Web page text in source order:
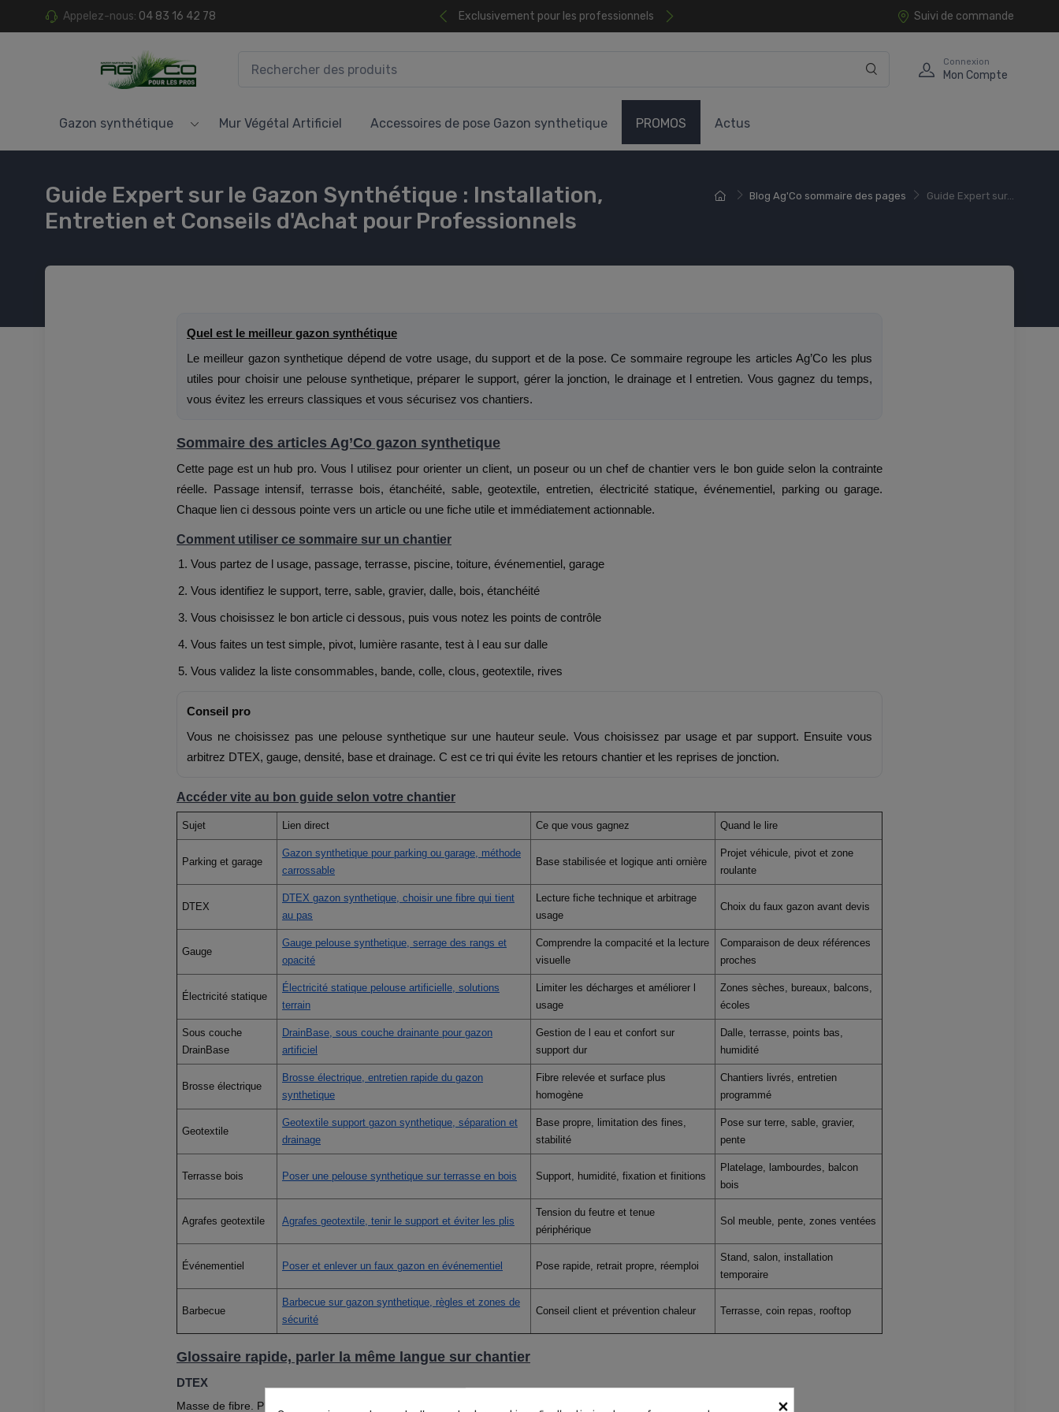
Appelez-nous: 04 83 16 42 78 Exclusivement pour les professionnels Suivi de commande
Connexion
Mon Compte
Gazon synthétique Mur Végétal Artificiel Accessoires de pose Gazon synthetique PROMOS Actus
Blog Ag'Co sommaire des pages Guide Expert sur...
Guide Expert sur le Gazon Synthétique : Installation,
Entretien et Conseils d'Achat pour Professionnels
Quel est le meilleur gazon synthétique
Le meilleur gazon synthetique dépend de votre usage, du support et de la pose. Ce sommaire regroupe les articles Ag’Co les plus
utiles pour choisir une pelouse synthetique, préparer le support, gérer la jonction, le drainage et l entretien. Vous gagnez du temps,
vous évitez les erreurs classiques et vous sécurisez vos chantiers.
Sommaire des articles Ag’Co gazon synthetique
Cette page est un hub pro. Vous l utilisez pour orienter un client, un poseur ou un chef de chantier vers le bon guide selon la contrainte
réelle. Passage intensif, terrasse bois, étanchéité, sable, geotextile, entretien, électricité statique, événementiel, parking ou garage.
Chaque lien ci dessous pointe vers un article ou une fiche utile et immédiatement actionnable.
Comment utiliser ce sommaire sur un chantier
Vous partez de l usage, passage, terrasse, piscine, toiture, événementiel, garage
Vous identifiez le support, terre, sable, gravier, dalle, bois, étanchéité
Vous choisissez le bon article ci dessous, puis vous notez les points de contrôle
Vous faites un test simple, pivot, lumière rasante, test à l eau sur dalle
Vous validez la liste consommables, bande, colle, clous, geotextile, rives
Conseil pro
Vous ne choisissez pas une pelouse synthetique sur une hauteur seule. Vous choisissez par usage et par support. Ensuite vous
arbitrez DTEX, gauge, densité, base et drainage. C est ce tri qui évite les retours chantier et les reprises de jonction.
Accéder vite au bon guide selon votre chantier
Sujet Lien direct Ce que vous gagnez Quand le lire
Parking et garage
Gazon synthetique pour parking ou garage, méthode
carrossable
Base stabilisée et logique anti ornière
Projet véhicule, pivot et zone
roulante
DTEX
DTEX gazon synthetique, choisir une fibre qui tient
au pas
Lecture fiche technique et arbitrage
usage
Choix du faux gazon avant devis
Gauge
Gauge pelouse synthetique, serrage des rangs et
opacité
Comprendre la compacité et la lecture
visuelle
Comparaison de deux références
proches
Électricité statique
Électricité statique pelouse artificielle, solutions
terrain
Limiter les décharges et améliorer l
usage
Zones sèches, bureaux, balcons,
écoles
Sous couche
DrainBase
DrainBase, sous couche drainante pour gazon
artificiel
Gestion de l eau et confort sur
support dur
Dalle, terrasse, points bas,
humidité
Brosse électrique
Brosse électrique, entretien rapide du gazon
synthetique
Fibre relevée et surface plus
homogène
Chantiers livrés, entretien
programmé
Geotextile
Geotextile support gazon synthetique, séparation et
drainage
Base propre, limitation des fines,
stabilité
Pose sur terre, sable, gravier,
pente
Terrasse bois Poser une pelouse synthetique sur terrasse en bois Support, humidité, fixation et finitions
Platelage, lambourdes, balcon
bois
Agrafes geotextile Agrafes geotextile, tenir le support et éviter les plis
Tension du feutre et tenue
périphérique
Sol meuble, pente, zones ventées
Événementiel Poser et enlever un faux gazon en événementiel Pose rapide, retrait propre, réemploi
Stand, salon, installation
temporaire
Barbecue
Barbecue sur gazon synthetique, règles et zones de
sécurité
Conseil client et prévention chaleur Terrasse, coin repas, rooftop
Glossaire rapide, parler la même langue sur chantier
DTEX
Masse de fibre. Plus le DTEX est cohérent avec l usage, plus la fibre tient au pas et revient au brossage. ×